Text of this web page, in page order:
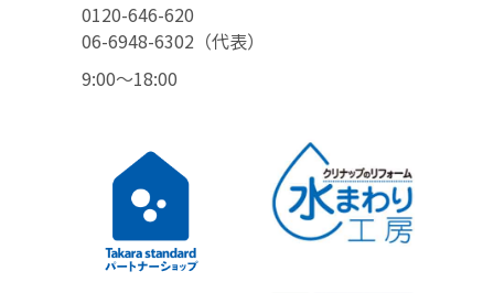
0120-646-620
06-6948-6302（代表）
9:00〜18:00